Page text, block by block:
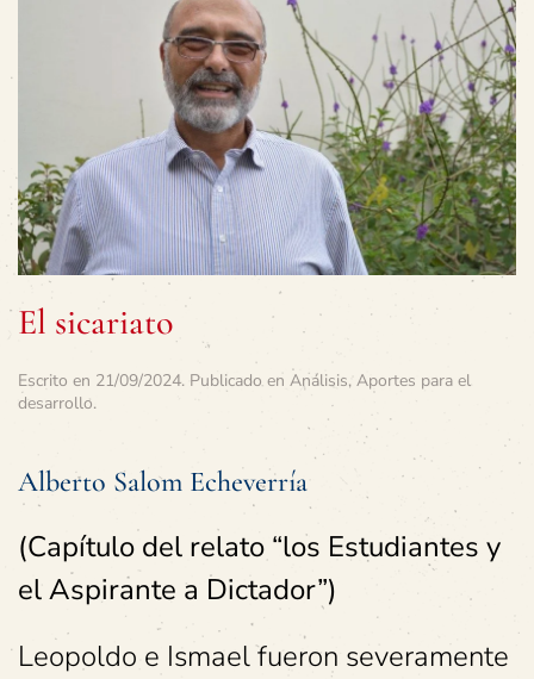
El sicariato
Escrito en 21/09/2024. Publicado en Análisis, Aportes para el
desarrollo.
Alberto Salom Echeverría
(Capítulo del relato “los Estudiantes y
el Aspirante a Dictador”)
Leopoldo e Ismael fueron severamente